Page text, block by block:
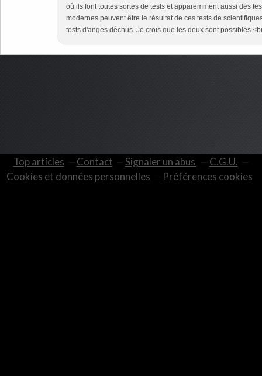
où ils font toutes sortes de tests et apparemment aussi des
modernes peuvent être le résultat de ces tests de
tests d'anges déchus. Je crois que les deux sont
Top articles Contact Signaler un abus
C.G.U.
Cookies et données personnelles
Préférences cookies